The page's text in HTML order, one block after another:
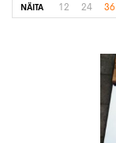
NÄITA 12 24 36